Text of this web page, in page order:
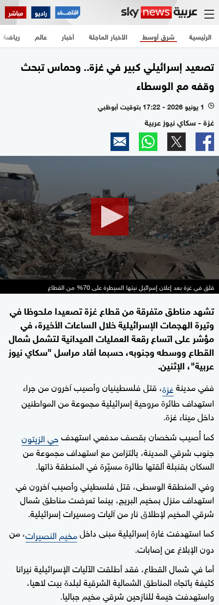
راديو مباشر
الرئيسية الأخبار العاجلة أخبار شرق أوسط عالم رياضة
تصعيد إسرائيلي كبير في غزة.. وحماس تبحث
وقفه مع الوسطاء
l 1 يونيو 2026 - 17:22 بتوقيت أبوظبي
غزة - سكاي نيوز عربية
seconds
of
minutes,
7
seconds
قلق في غزة بعد إعلان إسرائيل نيتها السيطرة على 70% من القطاع
تشهد مناطق متفرقة من قطاع غزة تصعيدا ملحوظا في
وتيرة الهجمات الإسرائيلية خلال الساعات الأخيرة، في
مؤشر على اتساع رقعة العمليات الميدانية لتشمل شمال
القطاع ووسطه وجنوبه، حسبما أفاد مراسل "سكاي نيوز
عربية"، الإثنين.
ففي مدينةغزة، قتل فلسطينيان وأصيب آخرون من جراء
استهداف طائرة مروحية إسرائيلية مجموعة من المواطنين
داخل ميناء غزة.
كما أُصيب شخصان بقصف مدفعي استهدفحي الزيتون
جنوب شرقي المدينة، بالتزامن مع استهداف مجموعة من
السكان بقنبلة ألقتها طائرة مسيّرة في المنطقة ذاتها.
وفي المنطقة الوسطى، قتل فلسطيني وأصيب آخرون في
استهداف منزل بمخيم البريج، بينما تعرضت مناطق شمال
شرقي المخيم لإطلاق نار من آليات ومسيرات إسرائيلية.
كما استهدفت غارة إسرائيلية مبنى داخلمخيم النصيرات، من
دون الإبلاغ عن إصابات.
أما في شمال القطاع، فقد أطلقت الآليات الإسرائيلية نيرانا
كثيفة باتجاه المناطق الشمالية الشرقية لبلدة بيت لاهيا،
واستهدفت خيمة للنازحين شرقي مخيم جباليا.